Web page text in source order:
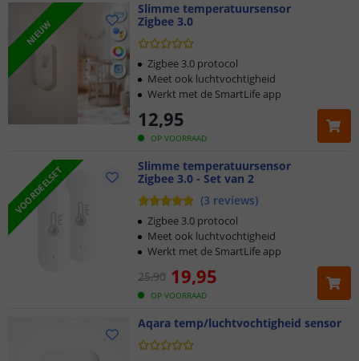
NIEUW
Slimme temperatuursensor
Zigbee 3.0
OP VOORRAAD
12,95
Zigbee 3.0 protocol
Meet ook luchtvochtigheid
Werkt met de SmartLife app
VOORDEELSET
Slimme temperatuursensor
Zigbee 3.0 - Set van 2
(3 reviews)
OP VOORRAAD
25,90 19,95
Zigbee 3.0 protocol
Meet ook luchtvochtigheid
Werkt met de SmartLife app
Aqara temp/luchtvochtigheid sensor